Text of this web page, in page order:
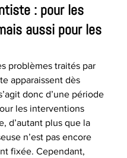
: pour les
aussi pour les
problèmes traités par
apparaissent dès
donc d’une période
les interventions
d’autant plus que la
n’est pas encore
fixée. Cependant,